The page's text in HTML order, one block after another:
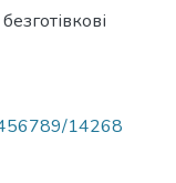
14268